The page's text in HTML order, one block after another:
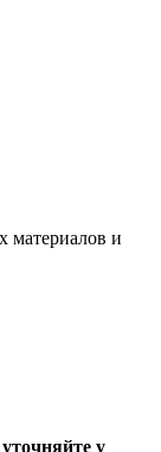
материалов и
у